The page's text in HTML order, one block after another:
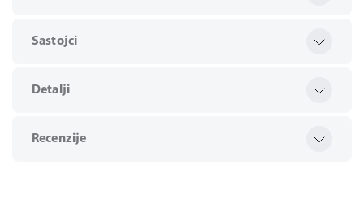
Sastojci
Detalji
Recenzije